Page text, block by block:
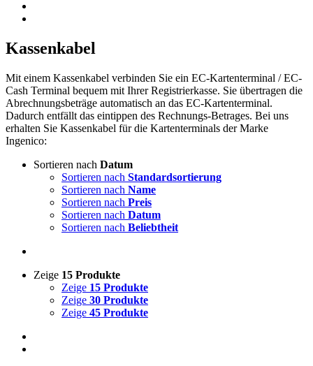
Kassenkabel
Mit einem Kassenkabel verbinden Sie ein EC-Kartenterminal / EC-
Cash Terminal bequem mit Ihrer Registrierkasse. Sie übertragen die
Abrechnungsbeträge automatisch an das EC-Kartenterminal.
Dadurch entfällt das eintippen des Rechnungs-Betrages. Bei uns
erhalten Sie Kassenkabel für die Kartenterminals der Marke
Ingenico:
Sortieren nach Datum
Sortieren nach Standardsortierung
Sortieren nach Name
Sortieren nach Preis
Sortieren nach Datum
Sortieren nach Beliebtheit
Zeige 15 Produkte
Zeige 15 Produkte
Zeige 30 Produkte
Zeige 45 Produkte